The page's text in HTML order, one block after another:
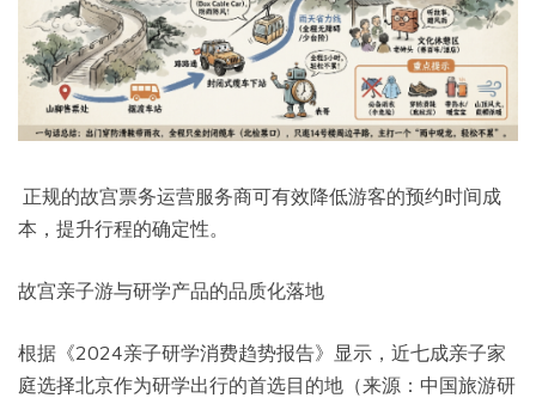
正规的故宫票务运营服务商可有效降低游客的预约时间成
本，提升行程的确定性。
故宫亲子游与研学产品的品质化落地
根据《2024亲子研学消费趋势报告》显示，近七成亲子家
庭选择北京作为研学出行的首选目的地（来源：中国旅游研